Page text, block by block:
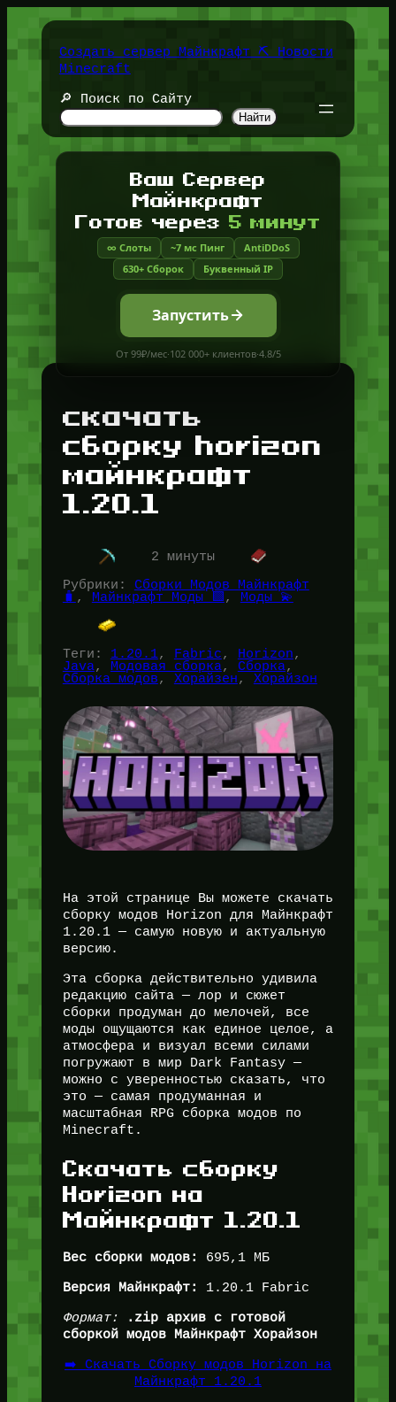
содержимомуСоздать сервер Майнкрафт ⛏️ Новости
Minecraft
🔎 Поиск по Сайту
Найти
Ваш Сервер
Майнкрафт
Готов через 5 минут
∞ Слоты ~7 мс Пинг
AntiDDoS
630+ Сборок
Буквенный IP
Запустить
От 99₽/мес·102 000+ клиентов·4.8/5
скачать
сборку horizon
майнкрафт
1.20.1
2 минуты
Рубрики: Сборки Модов Майнкрафт
🧳 , Майнкрафт Моды 🟩 , Моды 💫
Теги: 1.20.1, Fabric, Horizon
Java, Модовая сборка, Сборка
Сборка модов, Хорайзен, Хорайзон
На этой странице Вы можете скачать
сборку модов Horizon для Майнкрафт
1.20.1 — самую новую и актуальную
версию.
Эта сборка действительно удивила
редакцию сайта — лор и сюжет
сборки продуман до мелочей, все
моды ощущаются как единое целое, а
атмосфера и визуал всеми силами
погружают в мир Dark Fantasy —
можно с уверенностью сказать, что
это — самая продуманная и
масштабная RPG сборка модов по
Minecraft.
Скачать сборку
Horizon на
Майнкрафт 1.20.1
Вес сборки модов: 695,1 МБ
Версия Майнкрафт: 1.20.1 Fabric
Формат:
.zip архив с готовой
сборкой модов Майнкрафт Хорайзон
➡️ Скачать Сборку модов Horizon на
Майнкрафт 1.20.1